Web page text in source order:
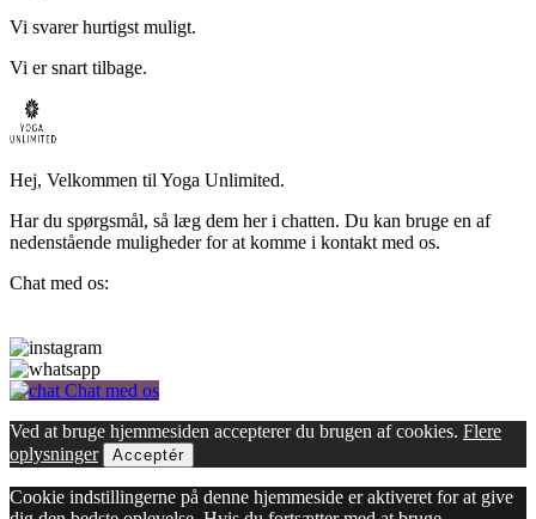
Vi svarer hurtigst muligt.
Vi er snart tilbage.
Hej, Velkommen til Yoga Unlimited.
Har du spørgsmål, så læg dem her i chatten. Du kan bruge en af
nedenstående muligheder for at komme i kontakt med os.
Chat med os:
Chat med os
Ved at bruge hjemmesiden accepterer du brugen af cookies. Flere
oplysninger
Acceptér
Cookie indstillingerne på denne hjemmeside er aktiveret for at give